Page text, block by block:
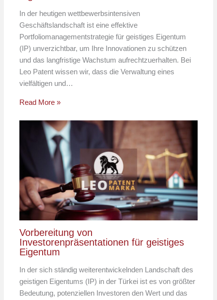
In der heutigen wettbewerbsintensiven
Geschäftslandschaft ist eine effektive
Portfoliomanagementstrategie für geistiges Eigentum
(IP) unverzichtbar, um Ihre Innovationen zu schützen
und das langfristige Wachstum aufrechtzuerhalten. Bei
Leo Patent wissen wir, dass die Verwaltung eines
vielfältigen und…
Read More »
Vorbereitung von
Investorenpräsentationen für geistiges
Eigentum
In der sich ständig weiterentwickelnden Landschaft des
geistigen Eigentums (IP) in der Türkei ist es von größter
Bedeutung, potenziellen Investoren den Wert und das